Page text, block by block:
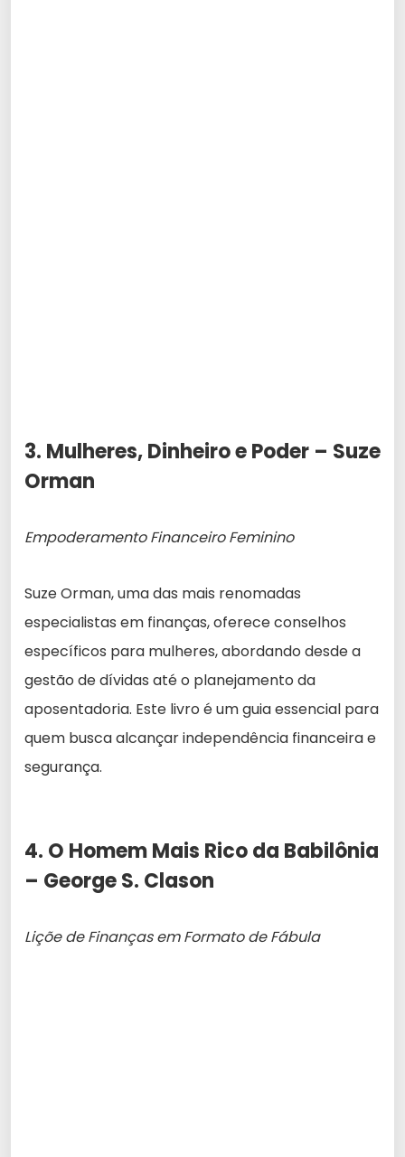
3. Mulheres, Dinheiro e Poder – Suze
Orman
Empoderamento Financeiro Feminino
Suze Orman, uma das mais renomadas
especialistas em finanças, oferece conselhos
específicos para mulheres, abordando desde a
gestão de dívidas até o planejamento da
aposentadoria. Este livro é um guia essencial para
quem busca alcançar independência financeira e
segurança.
4. O Homem Mais Rico da Babilônia
– George S. Clason
Liçõe de Finanças em Formato de Fábula